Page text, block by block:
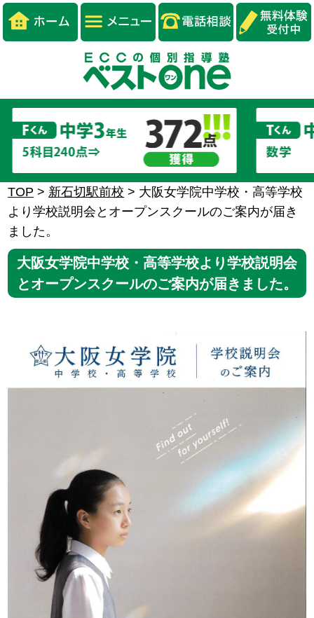
TOP > 新石切駅前校 > 大阪女学院中学校・高等学校
より学校説明会とオープンスクールのご案内が届き
ました。
大阪女学院中学校・高等学校より学校説明会
とオープンスクールのご案内が届きました。